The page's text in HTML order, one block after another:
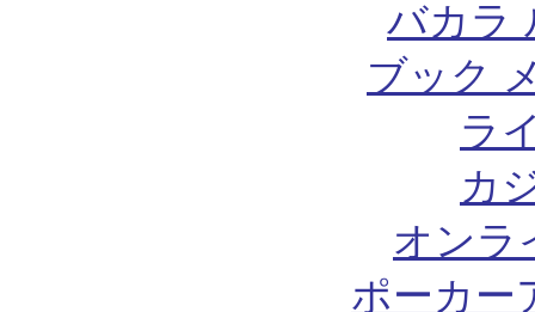
バカラ
ブック
ラ
カ
オンラ
ポーカー